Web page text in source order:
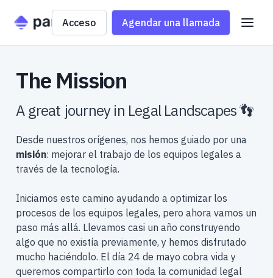
Acceso Agendar una llamada
The Mission
A great journey in Legal Landscapes 👣
Desde nuestros orígenes, nos hemos guiado por una
misión: mejorar el trabajo de los equipos legales a
través de la tecnología.
Iniciamos este camino ayudando a optimizar los
procesos de los equipos legales, pero ahora vamos un
paso más allá. Llevamos casi un año construyendo
algo que no existía previamente, y hemos disfrutado
mucho haciéndolo. El día 24 de mayo cobra vida y
queremos compartirlo con toda la comunidad legal